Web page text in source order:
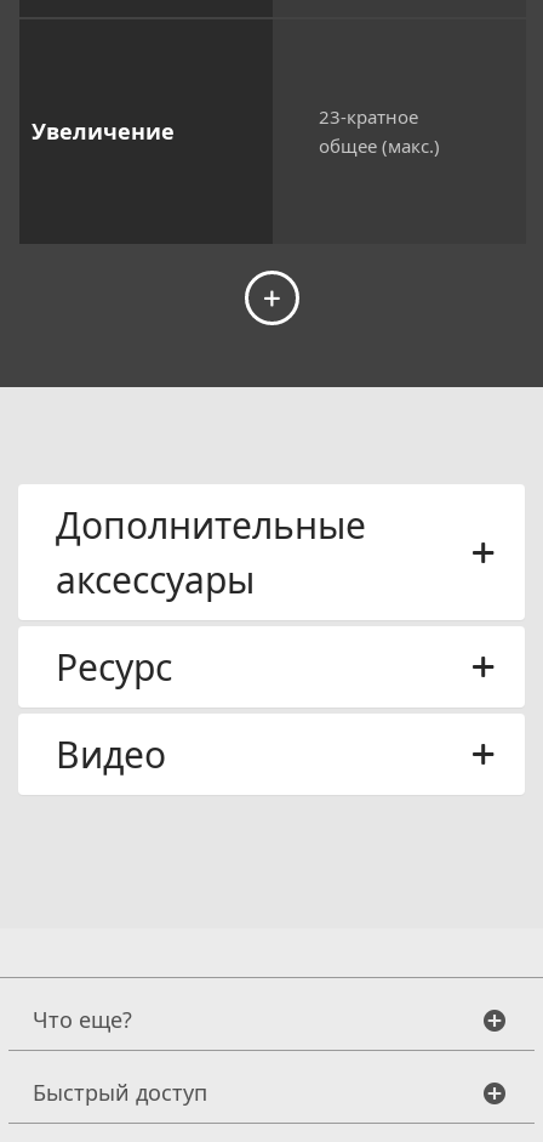
Увеличение
23-кратное
общее (макс.)
Дополнительные
аксессуары
Ресурс
Видео
Что еще?
Быстрый доступ